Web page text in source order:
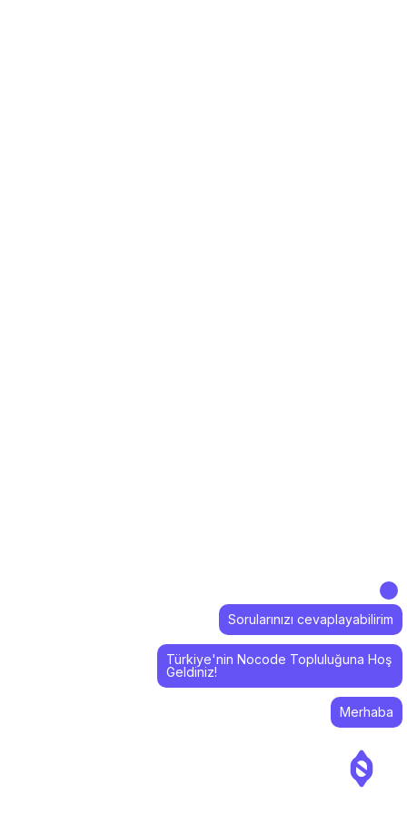
Merhaba
Türkiye'nin Nocode Topluluğuna Hoş
Geldiniz!
Sorularınızı cevaplayabilirim